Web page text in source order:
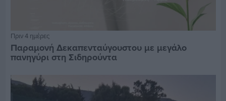
Πριν 4 ημέρες
Παραμονή Δεκαπενταύγουστου με μεγάλο
πανηγύρι στη Σιδηρούντα